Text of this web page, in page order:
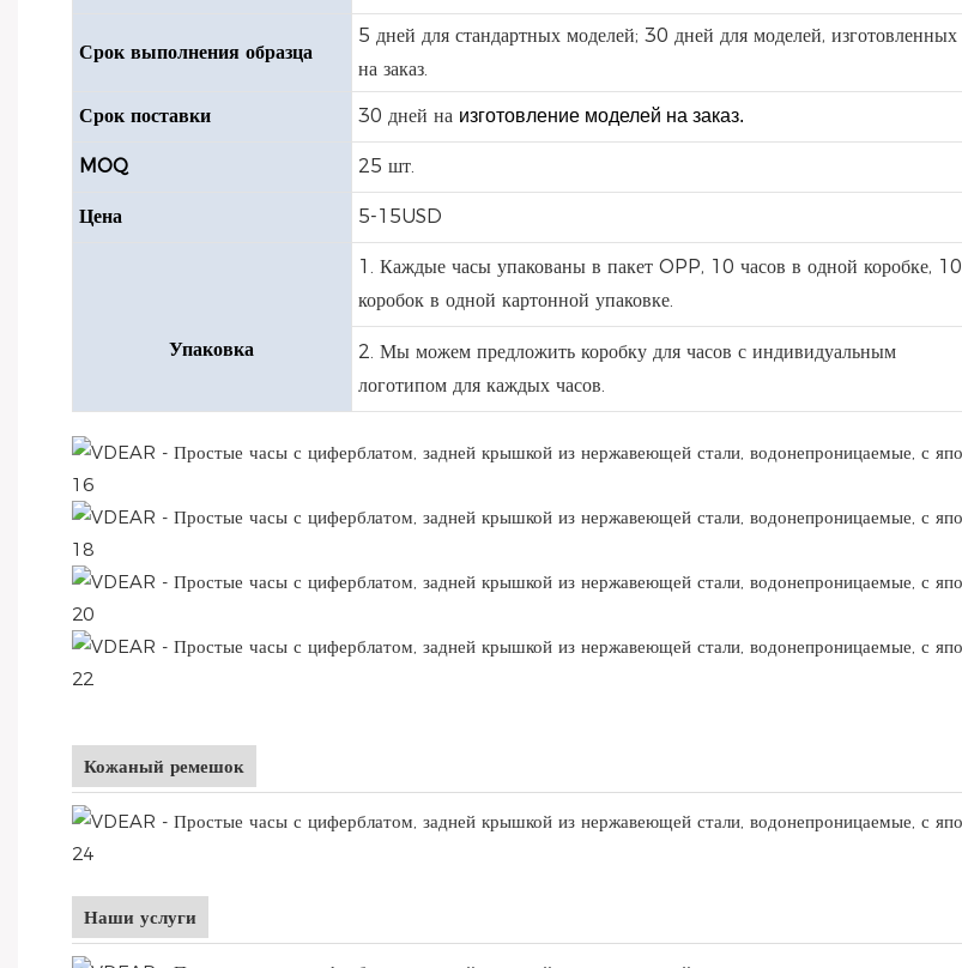
Срок выполнения образца
5 дней для стандартных моделей; 30 дней для моделей, изготовленных
на заказ.
Срок поставки 30 дней на изготовление моделей на заказ.
MOQ 25 шт.
Цена 5-15USD
Упаковка
1. Каждые часы упакованы в пакет OPP, 10 часов в одной коробке, 10
коробок в одной картонной упаковке.
2. Мы можем предложить коробку для часов с индивидуальным
логотипом для каждых часов.
Кожаный ремешок
Наши услуги